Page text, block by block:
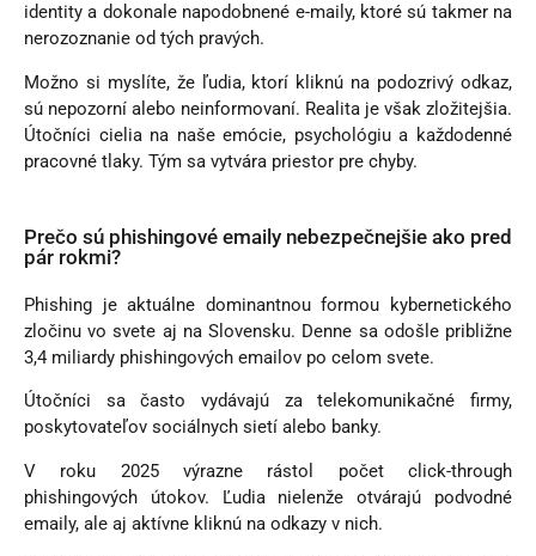
identity a dokonale napodobnené e-maily, ktoré sú takmer na
nerozoznanie od tých pravých.
Možno si myslíte, že ľudia, ktorí kliknú na podozrivý odkaz,
sú nepozorní alebo neinformovaní. Realita je však zložitejšia.
Útočníci cielia na naše emócie, psychológiu a každodenné
pracovné tlaky. Tým sa vytvára priestor pre chyby.
Prečo sú phishingové emaily nebezpečnejšie ako pred
pár rokmi?
Phishing je aktuálne dominantnou formou kybernetického
zločinu vo svete aj na Slovensku. Denne sa odošle približne
3,4 miliardy phishingových emailov po celom svete.
Útočníci sa často vydávajú za telekomunikačné firmy,
poskytovateľov sociálnych sietí alebo banky.
V roku 2025 výrazne rástol počet click-through
phishingových útokov. Ľudia nielenže otvárajú podvodné
emaily, ale aj aktívne kliknú na odkazy v nich.